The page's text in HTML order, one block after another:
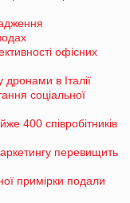
офісних
в Італії
соціальної
400 співробітників
перевищить
примірки подали